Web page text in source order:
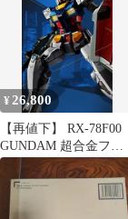
¥ 26,800
【再値下】 RX-78F00
GUNDAM 超合金フィ
ギュア